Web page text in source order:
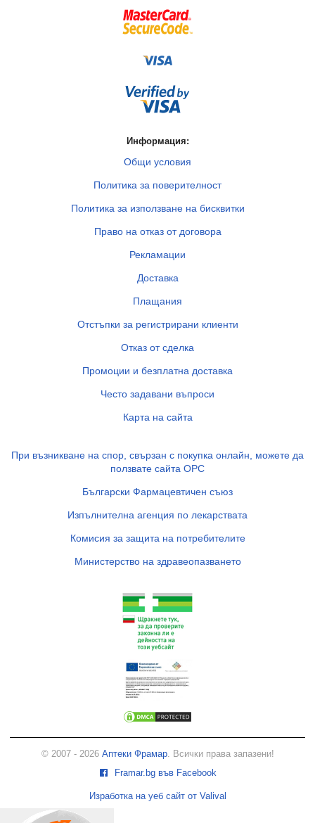
Информация:
Общи условия
Политика за поверителност
Политика за използване на бисквитки
Право на отказ от договора
Рекламации
Доставка
Плащания
Отстъпки за регистрирани клиенти
Отказ от сделка
Промоции и безплатна доставка
Често задавани въпроси
Карта на сайта
При възникване на спор, свързан с покупка онлайн, можете да
ползвате сайта ОРС
Български Фармацевтичен съюз
Изпълнителна агенция по лекарствата
Комисия за защита на потребителите
Министерство на здравеопазването
© 2007 - 2026 Аптеки Фрамар. Всички права запазени!
Framar.bg във Facebook
Изработка на уеб сайт от Valival